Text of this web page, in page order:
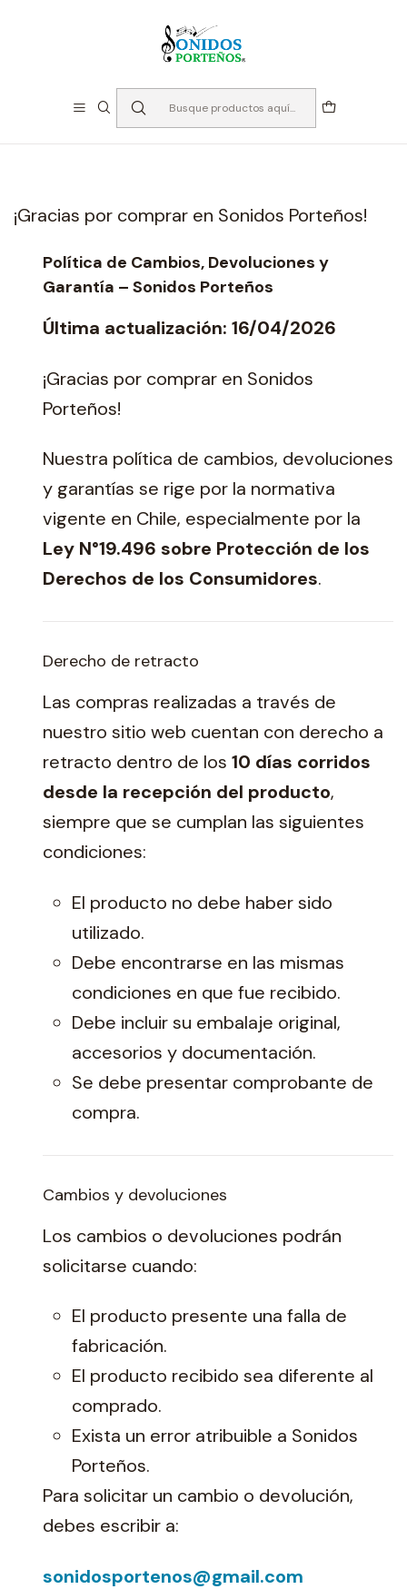
Política de reembolso
Política de reembolso
¡Gracias por comprar en Sonidos Porteños!
Política de Cambios, Devoluciones y
Garantía – Sonidos Porteños
Última actualización: 16/04/2026
¡Gracias por comprar en Sonidos
Porteños!
Nuestra política de cambios, devoluciones
y garantías se rige por la normativa
vigente en Chile, especialmente por la
Ley N°19.496 sobre Protección de los
Derechos de los Consumidores.
Derecho de retracto
Las compras realizadas a través de
nuestro sitio web cuentan con derecho a
retracto dentro de los 10 días corridos
desde la recepción del producto,
siempre que se cumplan las siguientes
condiciones:
El producto no debe haber sido
utilizado.
Debe encontrarse en las mismas
condiciones en que fue recibido.
Debe incluir su embalaje original,
accesorios y documentación.
Se debe presentar comprobante de
compra.
Cambios y devoluciones
Los cambios o devoluciones podrán
solicitarse cuando:
El producto presente una falla de
fabricación.
El producto recibido sea diferente al
comprado.
Exista un error atribuible a Sonidos
Porteños.
Para solicitar un cambio o devolución,
debes escribir a:
sonidosportenos@gmail.com